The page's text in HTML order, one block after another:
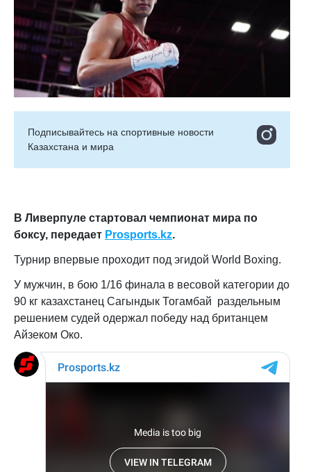
Подписывайтесь на cпортивные новости
Казахстана и мира
В Ливерпуле стартовал чемпионат мира по
боксу, передает Prosports.kz.
Турнир впервые проходит под эгидой World Boxing.
У мужчин, в бою 1/16 финала в весовой категории до
90 кг казахстанец Сагындык Тогамбай раздельным
решением судей одержал победу над британцем
Айзеком Око.